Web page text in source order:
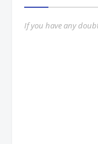
If you have any